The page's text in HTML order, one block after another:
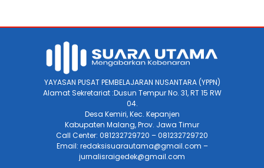
YAYASAN PUSAT PEMBELAJARAN NUSANTARA (YPPN)
Alamat Sekretariat :Dusun Tempur No. 31, RT 15 RW
04.
Desa Kemiri, Kec. Kepanjen
Kabupaten Malang, Prov. Jawa Timur
Call Center: 081232729720 – 081232729720
Email: redaksisuarautama@gmail.com –
jurnalisraigedek@gmail.com